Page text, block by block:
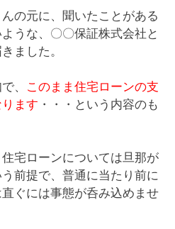
の元に、聞いたことがある
うな、〇〇保証株式会社と
ました。
、
このまま住宅ローンの支
ます ・・・という内容のも
宅ローンについては旦那が
前提で、普通に当たり前に
ぐには事態が呑み込めませ